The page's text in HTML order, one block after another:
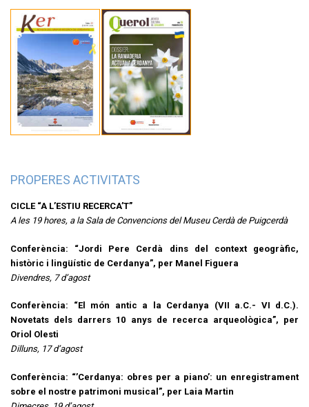
PROPERES ACTIVITATS
CICLE “A L’ESTIU RECERCA’T”
A les 19 hores, a la Sala de Convencions del Museu Cerdà de Puigcerdà
Conferència: “Jordi Pere Cerdà dins del context geogràfic,
històric i lingüístic de Cerdanya”, per Manel Figuera
Divendres, 7 d’agost
Conferència: “El món antic a la Cerdanya (VII a.C.- VI d.C.).
Novetats dels darrers 10 anys de recerca arqueològica”, per
Oriol Olesti
Dilluns, 17 d’agost
Conferència: “’Cerdanya: obres per a piano’: un enregistrament
sobre el nostre patrimoni musical”, per Laia Martin